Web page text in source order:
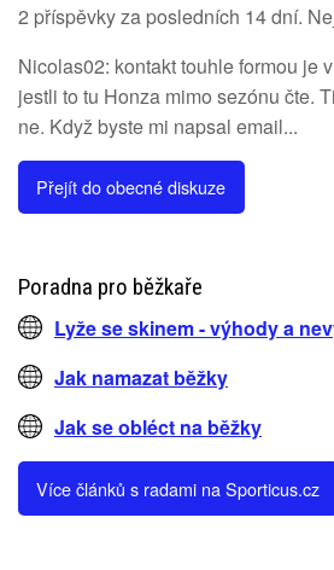
2 příspěvky za posledních 14 dní.
Nicolas02: kontakt touhle formou je
jestli to tu Honza mimo sezónu čte.
ne. Když byste mi napsal email...
Přejít do obecné diskuze
Poradna pro běžkaře
Lyže se skinem - výhody a
Jak namazat běžky
Jak se obléct na běžky
Více článků s radami na Sporticus.cz